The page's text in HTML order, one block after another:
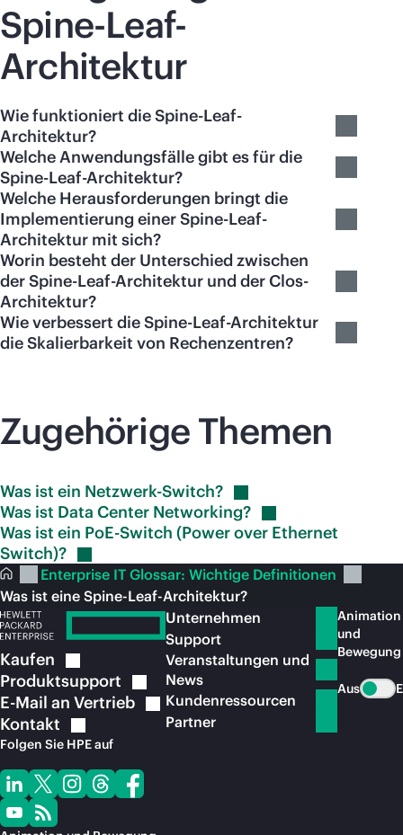
Spine-Leaf-
Architektur
Wie funktioniert die Spine-Leaf-
Architektur?
Welche Anwendungsfälle gibt es für die
Spine-Leaf-Architektur?
Welche Herausforderungen bringt die
Implementierung einer Spine-Leaf-
Architektur mit sich?
Worin besteht der Unterschied zwischen
der Spine-Leaf-Architektur und der Clos-
Architektur?
Wie verbessert die Spine-Leaf-Architektur
die Skalierbarkeit von Rechenzentren?
Zugehörige Themen
Was ist ein Netzwerk-Switch?
Was ist Data Center Networking?
Was ist ein PoE-Switch (Power over Ethernet
Switch)?
Enterprise IT Glossar: Wichtige Definitionen
Was ist eine Spine-Leaf-Architektur?
Kaufen
Produktsupport
E-Mail an Vertrieb
Kontakt
Folgen Sie HPE auf
Unternehmen
Support
Veranstaltungen und
News
Kundenressourcen
Partner
Animation
und
Bewegung
Aus